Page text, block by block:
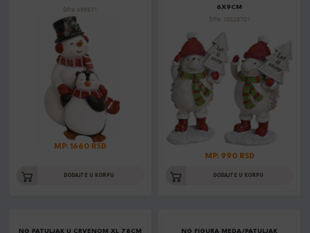
Šifra: 499671
MP: 1660 RSD
DODAJTE U KORPU
6X9CM
Šifra: 10028701
MP: 990 RSD
DODAJTE U KORPU
NG PATULJAK U CRVENOM XL 78CM NG FIGURA MEDA/PATULJAK